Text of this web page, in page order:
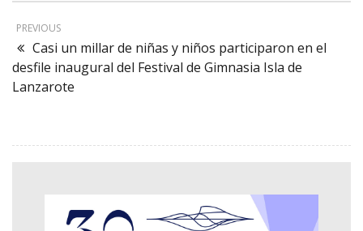
PREVIOUS
Casi un millar de niñas y niños participaron en el
desfile inaugural del Festival de Gimnasia Isla de
Lanzarote